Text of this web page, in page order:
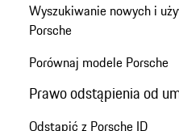
Wyszukiwanie nowych i
Porsche
Porównaj modele Porsche
Prawo odstąpienia od
Odstąpić z Porsche ID